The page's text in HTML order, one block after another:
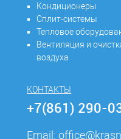
Кондиционеры
Сплит-системы
Тепловое
Вентиляция и
воздуха
КОНТАКТЫ
+7(861) 290-
Email: